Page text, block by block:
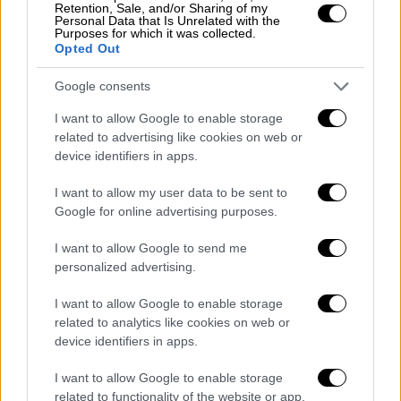
Retention, Sale, and/or Sharing of my
Personal Data that Is Unrelated with the
Purposes for which it was collected.
Opted Out
Google consents
I want to allow Google to enable storage
related to advertising like cookies on web or
device identifiers in apps.
I want to allow my user data to be sent to
Google for online advertising purposes.
I want to allow Google to send me
personalized advertising.
I want to allow Google to enable storage
related to analytics like cookies on web or
device identifiers in apps.
I want to allow Google to enable storage
related to functionality of the website or app.
δεν μπορούν να πιστέψουν ότι βρίσκονται
στην κατάσταση όπου έχουν ουσιαστικά
αποκεφαλιστεί».
Η Centcom χαρακτήρισε την Παρασκευή την
επίθεση με μη επανδρωμένα ως «
άμεση
απειλήγια την περιφερειακή θαλάσσια
κυκλοφορία». Οι αμερικανικές δυνάμεις
έπληξαν στη συνέχεια παράκτιες
τοποθεσίες ραντάρ στο Γκορούκ και στο
Έξι από τους πυραύλους, πρόσθεσε η
Centcom, «που εκτοξεύτηκαν από το Ιράν
αναχαιτίστηκαν και ένας έβδομος δεν
έφτασε στον επιδιωκόμενο στόχο του».
Το υπουργείο Εξωτερικών του Ιράν